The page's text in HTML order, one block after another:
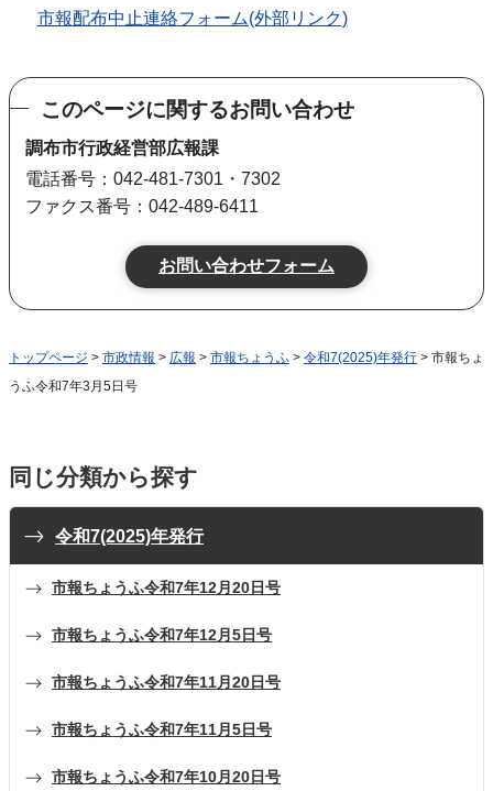
市報配布中止連絡フォーム(外部リンク)
このページに関するお問い合わせ
調布市行政経営部広報課
電話番号：042-481-7301・7302
ファクス番号：042-489-6411
トップページ > 市政情報 > 広報 > 市報ちょうふ > 令和7(2025)年発行 > 市報ちょ
うふ令和7年3月5日号
同じ分類から探す
令和7(2025)年発行
市報ちょうふ令和7年12月20日号
市報ちょうふ令和7年12月5日号
市報ちょうふ令和7年11月20日号
市報ちょうふ令和7年11月5日号
市報ちょうふ令和7年10月20日号